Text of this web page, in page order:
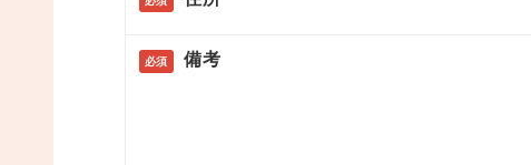
必須 備考